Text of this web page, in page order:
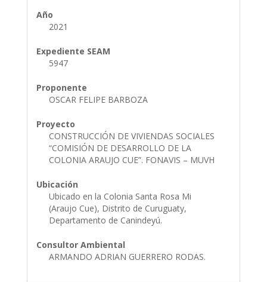
Año
2021
Expediente SEAM
5947
Proponente
OSCAR FELIPE BARBOZA
Proyecto
CONSTRUCCIÓN DE VIVIENDAS SOCIALES
“COMISIÓN DE DESARROLLO DE LA
COLONIA ARAUJO CUE”. FONAVIS – MUVH
Ubicación
Ubicado en la Colonia Santa Rosa Mi
(Araujo Cue), Distrito de Curuguaty,
Departamento de Canindeyú.
Consultor Ambiental
ARMANDO ADRIAN GUERRERO RODAS.